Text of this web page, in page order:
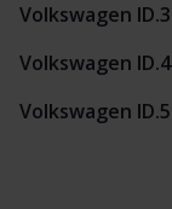
Volkswagen ID.3
Volkswagen ID.4
Volkswagen ID.5